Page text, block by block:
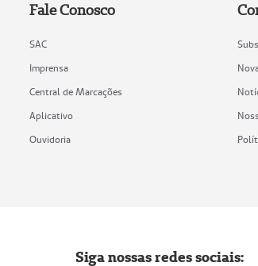
Fale Conosco
SAC
Imprensa
Central de Marcações
Aplicativo
Ouvidoria
Siga nossas redes sociais: